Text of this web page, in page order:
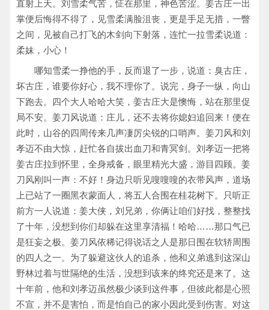
直射上天。刘雪柔气苦，怔在那里，神色苦涩。姜古庄一出
掌便后悔得不得了，见雪柔满脸沮丧，更是手足无措，一瞥
之间，见被自己打飞的木剑向下射落，连忙一拉雪柔说道：
柔妹，小心！
哪知雪柔一挣他的手，反而退了一步，说道：臭古庄，
坏古庄，谁要你好心，我不理你了。说完，身子一纵，向山
下跑去。四个大人哈哈大笑，姜古庄大是懊悔，站在那里促
局不安。姜刀风说道：庄儿，还不去将你媳妇追回来！便在
此时，山谷的四周传来几声凄厉尖锐的口哨声。姜刀风和刘
孝迈不由大惊，赶忙各自拔出血刀和青冥剑。刘孝迈一把将
姜古庄拉到怀里，全身戒备，眼里精光大盛，游目四顾。姜
刀风刚叫一声：不好！身边只听见嗖嗖嗖的衣带风声，道场
上已站了一圈黑衣蒙面人，将五人合围在桂花树下。只听正
前方一人说道：姜大侠，刘兄弟，你俩让咱们好找，整整找
了十年，没想到你们却躲在这里享清福！哈哈……那口气已
是狂妄之极。姜刀风依稀记得说话之人是那日围在软轿周围
的四人之一。为了躲避这伙人的追杀，他和义弟逃到这深山
野林过着与世隔绝的生活，没想到该来的终究还是来了。这
十年前，他和刘孝迈虽然极少谈到这件事，但彼此都是心照
不宣，并不是害怕，而是怕自己的家小因此受到伤害。对这